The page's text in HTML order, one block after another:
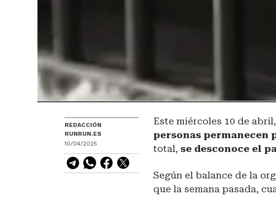
REDACCIÓN
RUNRUN.ES
10/04/2025
Este miércoles 10 de
personas permanecen
total, se desconoce el
Según el balance de la
que la semana pasada,